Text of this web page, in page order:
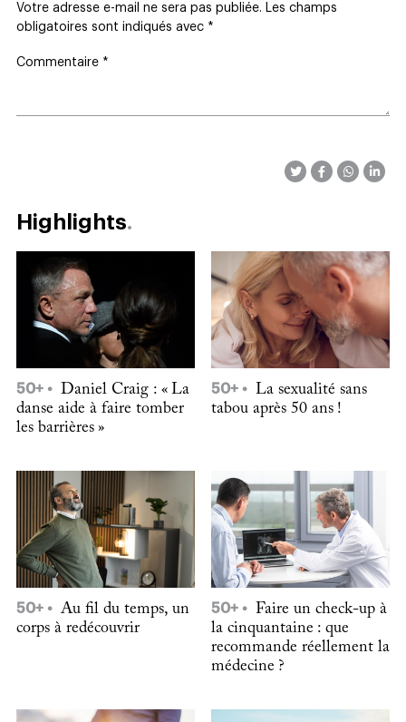
Votre adresse e-mail ne sera pas publiée.
Les champs
obligatoires sont indiqués avec *
Commentaire *
Highlights
50+
Daniel Craig : « La
danse aide à faire tomber
les barrières »
50+
La sexualité sans
tabou après 50 ans !
50+
Au fil du temps, un
corps à redécouvrir
50+
Faire un check-up à
la cinquantaine : que
recommande réellement la
médecine ?